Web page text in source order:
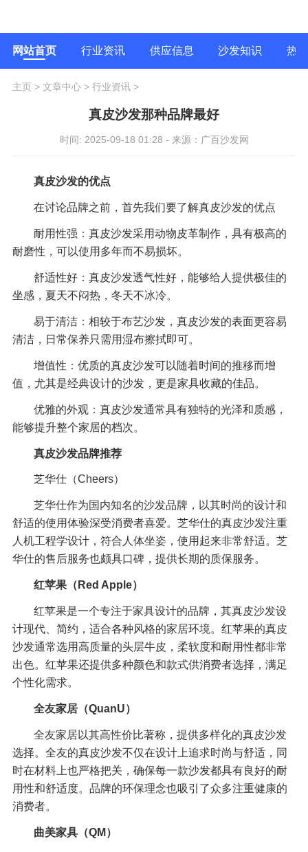
网站首页 行业资讯 供应信息 沙发知识 热
主页> 文章中心> 行业资讯>
真皮沙发那种品牌最好
时间: 2025-09-18 01:28 - 来源：广百沙发网
真皮沙发的优点
在讨论品牌之前，首先我们要了解真皮沙发的优点
耐用性强：真皮沙发采用动物皮革制作，具有极高的
耐磨性，可以使用多年而不易损坏。
舒适性好：真皮沙发透气性好，能够给人提供极佳的
坐感，夏天不闷热，冬天不冰冷。
易于清洁：相较于布艺沙发，真皮沙发的表面更容易
清洁，日常保养只需用湿布擦拭即可。
增值性：优质的真皮沙发可以随着时间的推移而增
值，尤其是经典设计的沙发，更是家具收藏的佳品。
优雅的外观：真皮沙发通常具有独特的光泽和质感，
能够提升整个家居的档次。
真皮沙发品牌推荐
芝华仕（Cheers）
芝华仕作为国内知名的沙发品牌，以其时尚的设计和
舒适的使用体验深受消费者喜爱。芝华仕的真皮沙发注重
人机工程学设计，符合人体坐姿，使用起来非常舒适。芝
华仕的售后服务也颇具口碑，提供长期的质保服务。
红苹果（Red Apple）
红苹果是一个专注于家具设计的品牌，其真皮沙发设
计现代、简约，适合各种风格的家居环境。红苹果的真皮
沙发通常选用高质量的头层牛皮，柔软度和耐用性都非常
出色。红苹果还提供多种颜色和款式供消费者选择，满足
个性化需求。
全友家居（QuanU）
全友家居以其高性价比著称，提供多样化的真皮沙发
选择。全友的真皮沙发不仅在设计上追求时尚与舒适，同
时在材料上也严格把关，确保每一款沙发都具有良好的耐
用性和舒适度。品牌的环保理念也吸引了众多注重健康的
消费者。
曲美家具（QM）